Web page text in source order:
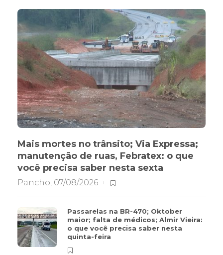
Mais mortes no trânsito; Via Expressa;
manutenção de ruas, Febratex: o que
você precisa saber nesta sexta
Pancho, 07/08/2026
Passarelas na BR-470; Oktober
maior; falta de médicos; Almir Vieira:
o que você precisa saber nesta
quinta-feira